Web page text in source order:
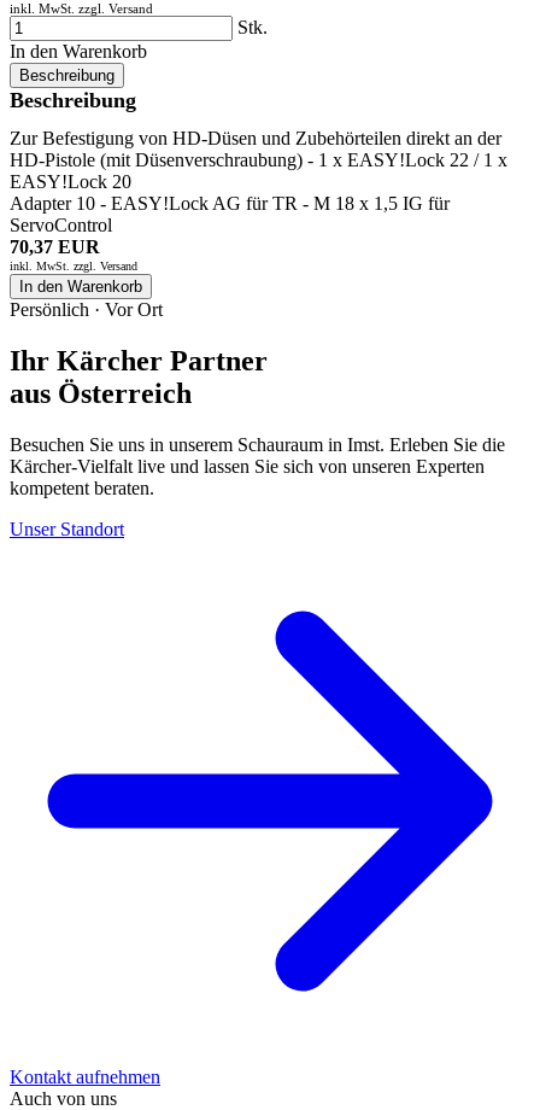
inkl. MwSt. zzgl. Versand
Stk.
In den Warenkorb
Beschreibung
Beschreibung
Zur Befestigung von HD-Düsen und Zubehörteilen direkt an der
HD-Pistole (mit Düsenverschraubung) - 1 x EASY!Lock 22 / 1 x
EASY!Lock 20
Adapter 10 - EASY!Lock AG für TR - M 18 x 1,5 IG für
ServoControl
70,37 EUR
inkl. MwSt. zzgl. Versand
In den Warenkorb
Persönlich · Vor Ort
Ihr Kärcher Partner
aus Österreich
Besuchen Sie uns in unserem Schauraum in Imst. Erleben Sie die
Kärcher-Vielfalt live und lassen Sie sich von unseren Experten
kompetent beraten.
Unser Standort
Kontakt aufnehmen
Auch von uns